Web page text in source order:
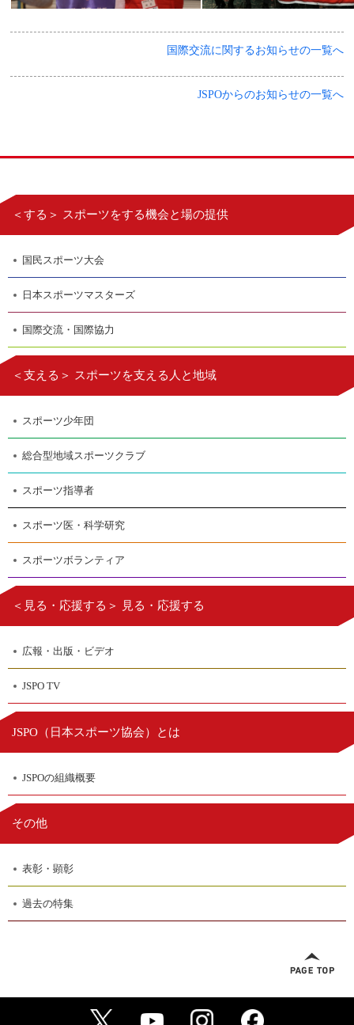
国際交流に関するお知らせの一覧へ
JSPOからのお知らせの一覧へ
＜する＞ スポーツをする機会と場の提供
国民スポーツ大会
日本スポーツマスターズ
国際交流・国際協力
＜支える＞ スポーツを支える人と地域
スポーツ少年団
総合型地域スポーツクラブ
スポーツ指導者
スポーツ医・科学研究
スポーツボランティア
＜見る・応援する＞ 見る・応援する
広報・出版・ビデオ
JSPO TV
JSPO（ 日本スポーツ協会）とは
JSPOの組織概要
その他
表彰・顕彰
過去の特集